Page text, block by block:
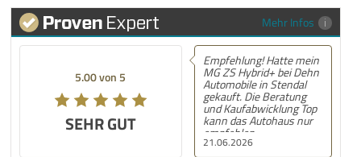
Mehr Infos
5.00 von 5
SEHR GUT
21.06.2026
Empfehlung! Hatte mein
MG ZS Hybrid+ bei Dehn
Automobile in Stendal
gekauft. Die Beratung
und Kaufabwicklung Top
kann das Autohaus nur
empfehlen .